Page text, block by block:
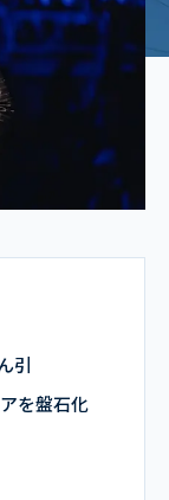
引
を盤石化